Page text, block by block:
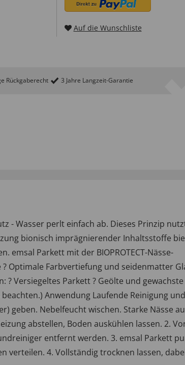
Auf die Wunschliste
Rückgaberecht 3 Jahre Langzeit-Garantie
- Wasser perlt einfach ab. Dieses Prinzip
bionisch imprägnierender Inhaltsstoffe
Parkett mit der BIOPROTECT-Nässe-
Optimale Farbvertiefung und seidenmatter
Versiegeltes Parkett ? Geölte und gewachste
Anwendung Laufende Reinigung
geben. Nebelfeucht wischen. Starke Nässe
abstellen, Boden auskühlen lassen. 2.
entfernt werden. 3. emsal Parkett
verteilen. 4. Vollständig trocknen lassen,